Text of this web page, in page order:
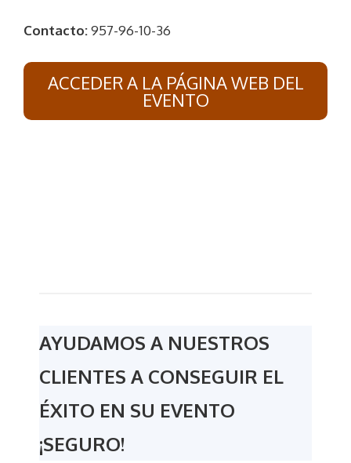
Contacto:957-96-10-36
ACCEDER A LA PÁGINA WEB DEL
EVENTO
AYUDAMOS A NUESTROS
CLIENTES A CONSEGUIR EL
ÉXITO EN SU EVENTO
¡SEGURO!